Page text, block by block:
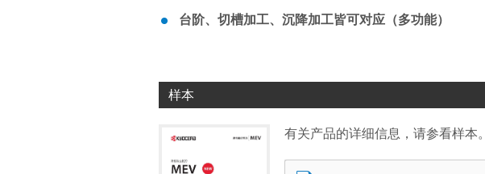
台阶、切槽加工、沉降加工皆可对应（多功能）
样本
有关产品的详细信息，请参看样本。